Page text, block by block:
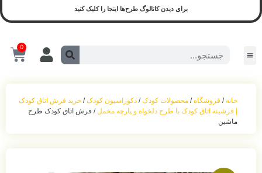
برای دیدن کاتالوگ طرح‌ها اینجا را کلیک کنید
0
خانه/ فروشگاه/ محصولات کودک/ دکوراسیون کودک/ خرید فرش اتاق کودک
| فرشینه اتاق کودک با طرح دلخواه و پارچه مخمل/ فرش اتاق کودک طرح
ماشین